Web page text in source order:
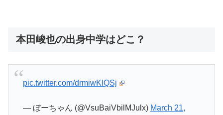
本田峻也の出身中学はどこ？
pic.twitter.com/drmiwKlQSj
— ぼーちゃん (@VsuBaiVbilMJulx) March 21,